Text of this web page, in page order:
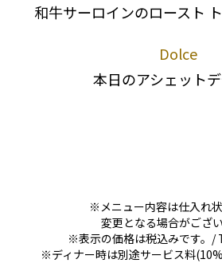
和牛サーロインのロースト
Dolce
本日のアシェット
※メニュー内容は仕入れ
変更となる場合がござい
※表示の価格は税込みです。/
※ディナー時は別途サービス料